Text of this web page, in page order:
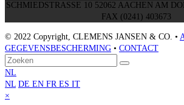
SCHMIEDSTRASSE 10 52062 AACHEN AM
FAX (0241) 403673
© 2022 Copyright, CLEMENS JANSEN & CO. •
GEGEVENSBESCHERMING • CONTACT
Terug
naar
boven
Zoeken
Verzenden
NL
NL DE EN FR ES IT
×